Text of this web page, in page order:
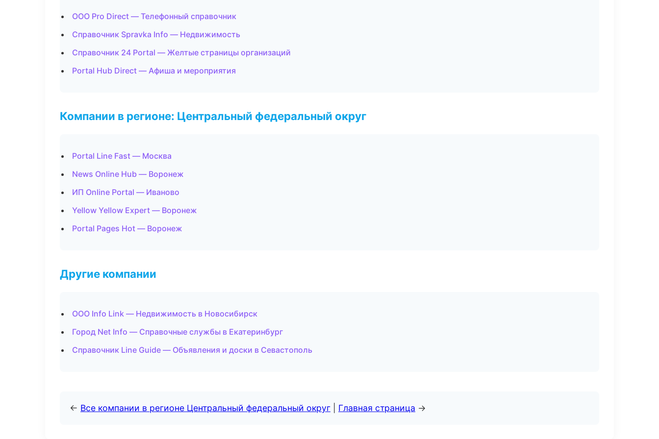
ООО Pro Direct — Телефонный справочник
Справочник Spravka Info — Недвижимость
Справочник 24 Portal — Желтые страницы организаций
Portal Hub Direct — Афиша и мероприятия
Компании в регионе: Центральный федеральный округ
Portal Line Fast — Москва
News Online Hub — Воронеж
ИП Online Portal — Иваново
Yellow Yellow Expert — Воронеж
Portal Pages Hot — Воронеж
Другие компании
ООО Info Link — Недвижимость в Новосибирск
Город Net Info — Справочные службы в Екатеринбург
Справочник Line Guide — Объявления и доски в Севастополь
← Все компании в регионе Центральный федеральный округ Главная страница →